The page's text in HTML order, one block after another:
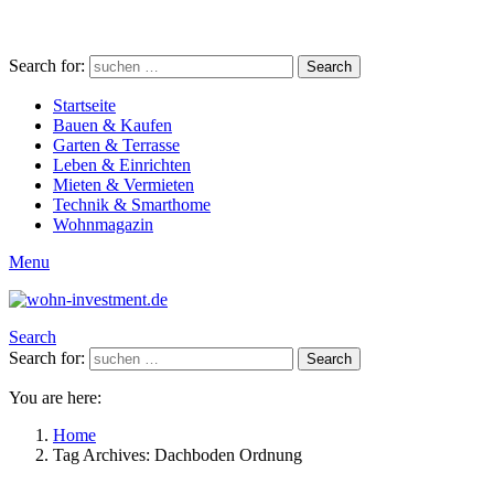
Search for: Search
Startseite
Bauen & Kaufen
Garten & Terrasse
Leben & Einrichten
Mieten & Vermieten
Technik & Smarthome
Wohnmagazin
Menu
Search
Search for:
Search
You are here:
Home
Tag Archives: Dachboden Ordnung